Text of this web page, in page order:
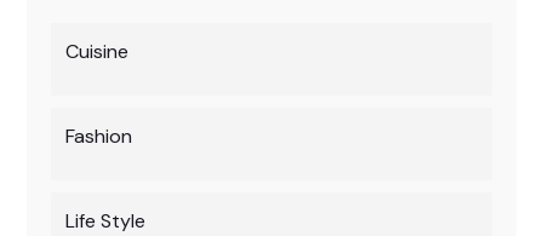
Cuisine
Fashion
Life Style